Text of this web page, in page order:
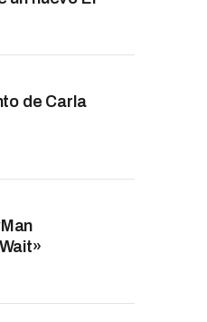
de Carla